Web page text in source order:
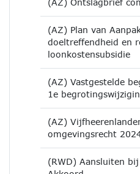
(AZ) Ontslagbrief
(AZ) Plan van
doeltreffendheid en
loonkostensubsidie
(AZ) Vastgestelde
1e
(AZ)
omgevingsrecht
(RWD) Aansluiten